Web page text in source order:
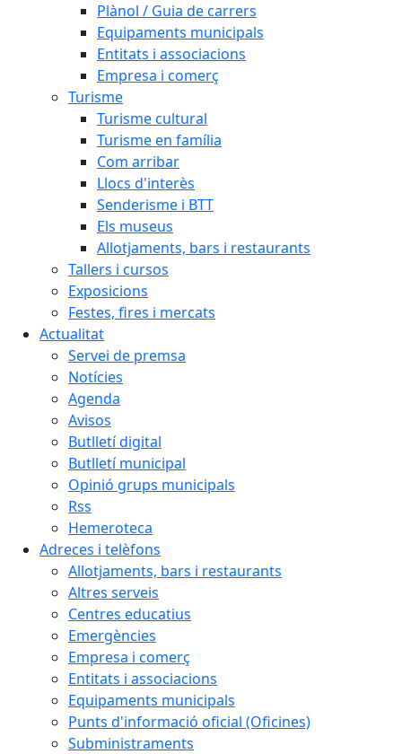
Plànol / Guia de carrers
Equipaments municipals
Entitats i associacions
Empresa i comerç
Turisme
Turisme cultural
Turisme en família
Com arribar
Llocs d'interès
Senderisme i BTT
Els museus
Allotjaments, bars i restaurants
Tallers i cursos
Exposicions
Festes, fires i mercats
Actualitat
Servei de premsa
Notícies
Agenda
Avisos
Butlletí digital
Butlletí municipal
Opinió grups municipals
Rss
Hemeroteca
Adreces i telèfons
Allotjaments, bars i restaurants
Altres serveis
Centres educatius
Emergències
Empresa i comerç
Entitats i associacions
Equipaments municipals
Punts d'informació oficial (Oficines)
Subministraments